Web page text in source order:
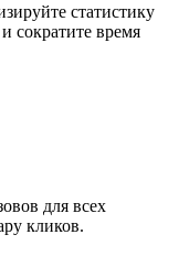
статистику
сократите время
для всех
кликов.